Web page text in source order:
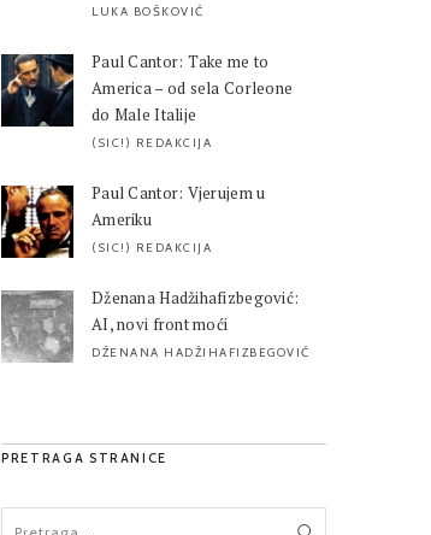
LUKA BOŠKOVIĆ
Paul Cantor: Take me to
America – od sela Corleone
do Male Italije
(SIC!) REDAKCIJA
Paul Cantor: Vjerujem u
Ameriku
(SIC!) REDAKCIJA
Dženana Hadžihafizbegović:
AI, novi front moći
DŽENANA HADŽIHAFIZBEGOVIĆ
PRETRAGA STRANICE